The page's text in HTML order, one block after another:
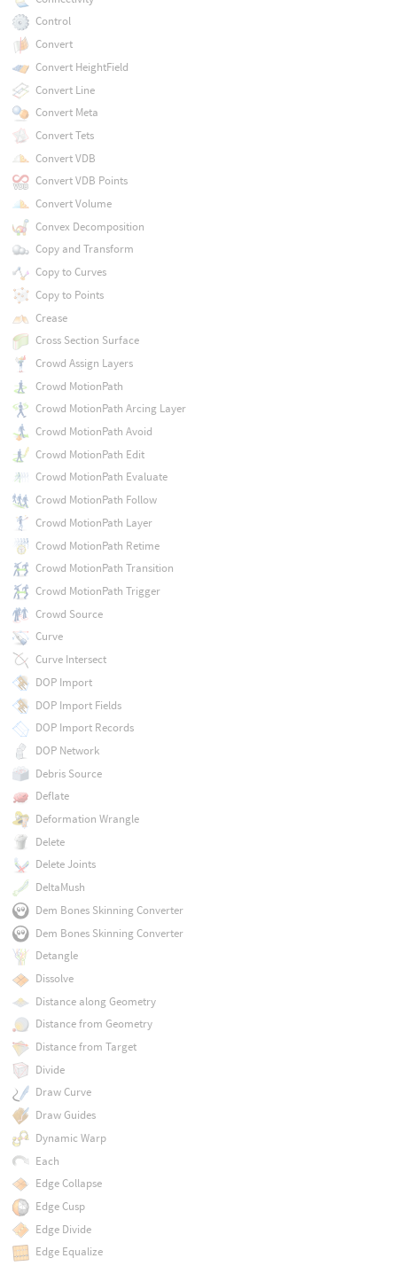
Control
Convert
Convert HeightField
Convert Line
Convert Meta
Convert Tets
Convert VDB
Convert VDB Points
Convert Volume
Convex Decomposition
Copy and Transform
Copy to Curves
Copy to Points
Crease
Cross Section Surface
Crowd Assign Layers
Crowd MotionPath
Crowd MotionPath Arcing Layer
Crowd MotionPath Avoid
Crowd MotionPath Edit
Crowd MotionPath Evaluate
Crowd MotionPath Follow
Crowd MotionPath Layer
Crowd MotionPath Retime
Crowd MotionPath Transition
Crowd MotionPath Trigger
Crowd Source
Curve
Curve Intersect
DOP Import
DOP Import Fields
DOP Import Records
DOP Network
Debris Source
Deflate
Deformation Wrangle
Delete
Delete Joints
DeltaMush
Dem Bones Skinning Converter
Dem Bones Skinning Converter
Detangle
Dissolve
Distance along Geometry
Distance from Geometry
Distance from Target
Divide
Draw Curve
Draw Guides
Dynamic Warp
Each
Edge Collapse
Edge Cusp
Edge Divide
Edge Equalize